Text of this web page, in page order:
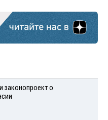
законопроект о